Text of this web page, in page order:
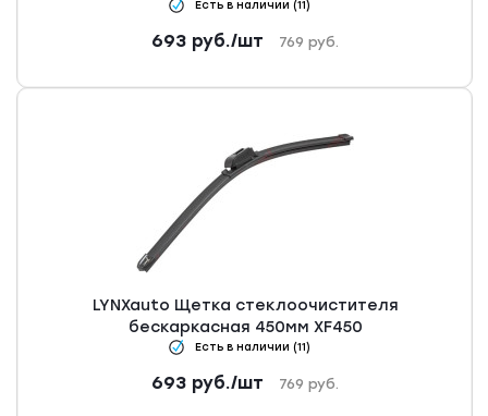
Есть в наличии (11)
693 руб./шт 769 руб.
LYNXauto Щетка стеклоочистителя
бескаркасная 450мм XF450
Есть в наличии (11)
693 руб./шт 769 руб.